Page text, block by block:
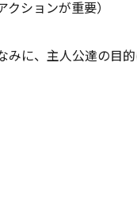
クションが重要）
みに、主人公達の目